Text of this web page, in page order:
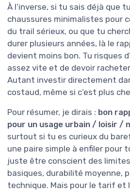
À l’inverse, si tu sais déjà que
chaussures minimalistes pour
du trail sérieux, ou que tu
durer plusieurs années, là le
devient moins bon. Tu risques
assez vite et de devoir
Autant investir directement
costaud, même si c’est plus
Pour résumer, je dirais : bon
pour un usage urbain / loisir /
surtout si tu es curieux du
une paire simple à enfiler pour
juste être conscient des
basiques, durabilité moyenne,
technique. Mais pour le tarif et